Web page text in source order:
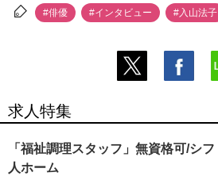
#俳優 #インタビュー #入山法子
求人特集
「福祉調理スタッフ」無資格可/シ
人ホーム